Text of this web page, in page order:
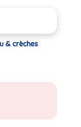
& crèches